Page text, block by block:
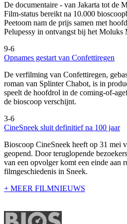
De documentaire - van Jakarta tot de
Film-status bereikt na 10.000
Peetoom nam de prijs samen met
Pelupessy in ontvangst bij het Moluks
9-6
Opnames gestart van Confettiregen
De verfilming van Confettiregen,
roman van Splinter Chabot, is in
speelt de hoofdrol in de coming-of-
de bioscoop verschijnt.
3-6
CineSneek sluit definitief na 100 jaar
Bioscoop CineSneek heeft op 31 mei
geopend. Door teruglopende
van een opvolger komt een einde aan
filmgeschiedenis in Sneek.
+ MEER FILMNIEUWS